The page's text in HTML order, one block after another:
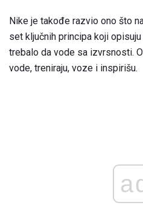
Nike je takođe razvio ono što
set ključnih principa koji
trebalo da vode sa izvrsnosti.
vode, treniraju, voze i inspirišu.